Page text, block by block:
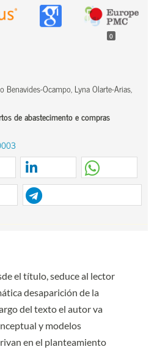
0
Benavides-Ocampo, Lyna Olarte-Arias,
de abastecimento e compras
de canales.Working Papers, 1.
el título, seduce al lector
desaparición de la
del texto el autor va
y modelos
en el planteamiento